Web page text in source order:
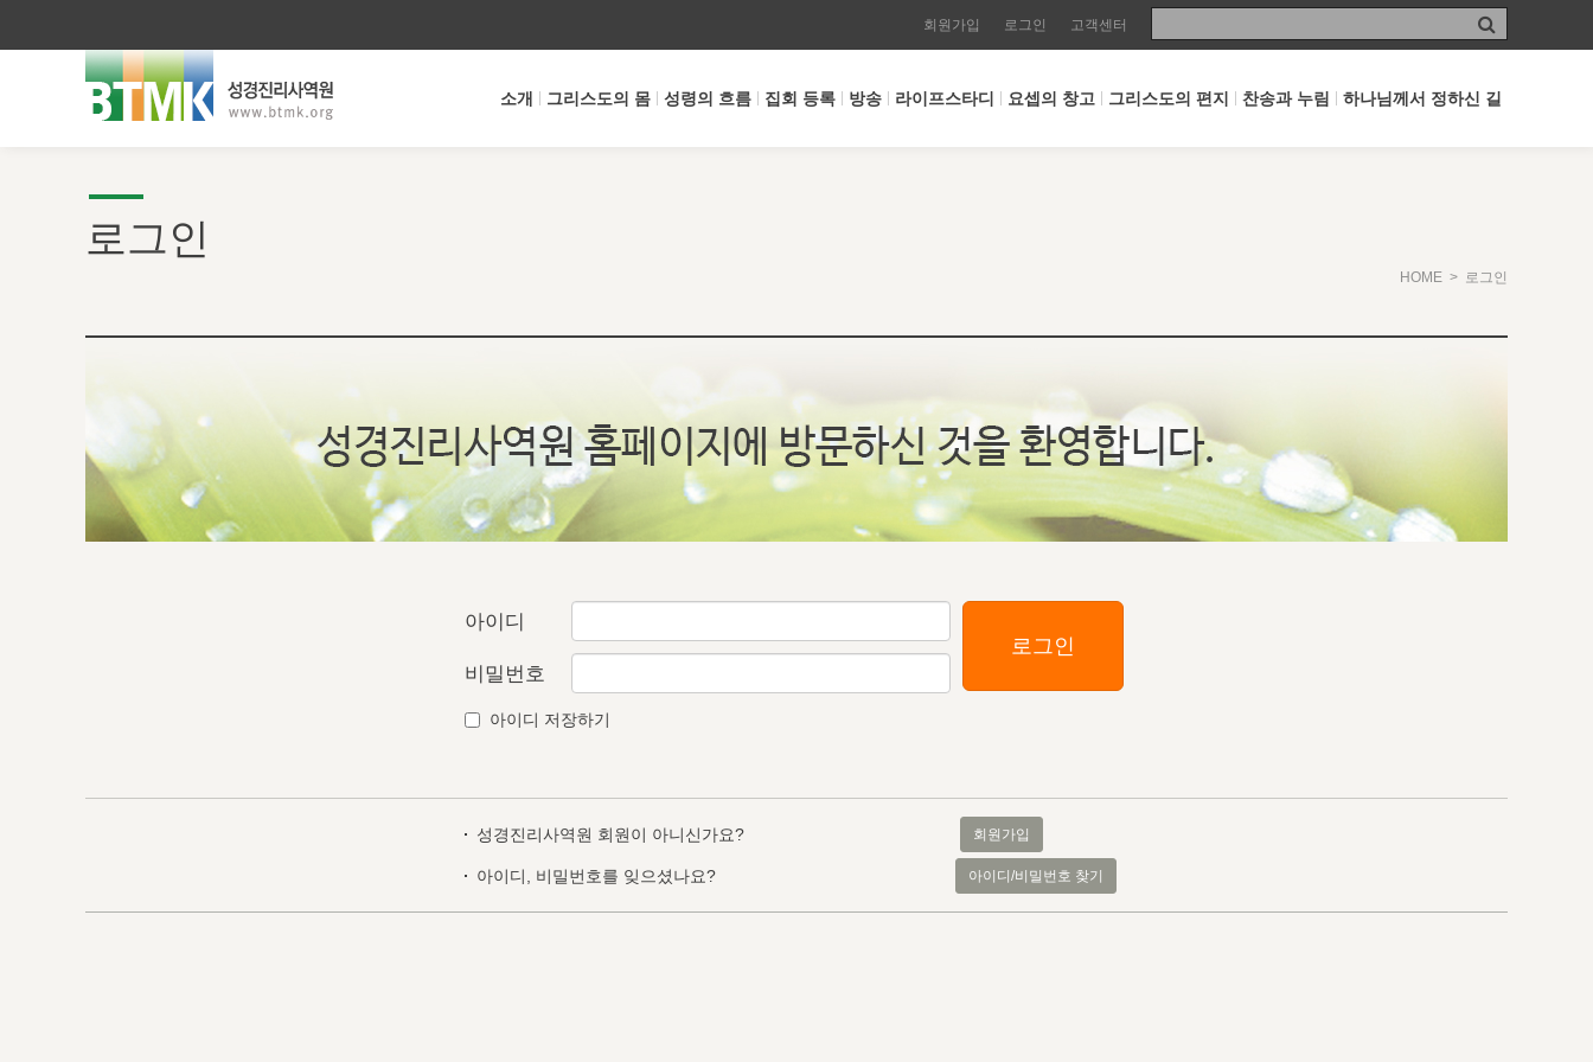
회원가입 로그인 고객센터
소개 그리스도의 몸 성령의 흐름 집회 등록 방송 라이프스타디 요셉의 창고 그리스도의 편지 찬송과 누림 하나님께서 정하신 길
로그인
HOME > 로그인
아이디
비밀번호
로그인
아이디 저장하기
성경진리사역원 회원이 아니신가요? 회원가입
아이디, 비밀번호를 잊으셨나요? 아이디/비밀번호 찾기